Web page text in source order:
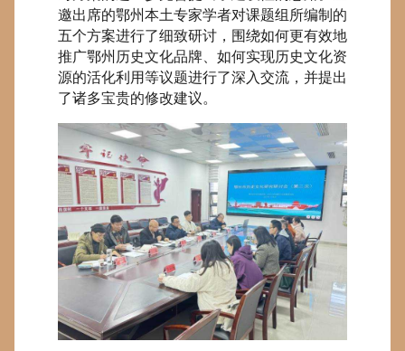
邀出席的鄂州本土专家学者对课题组所编制的
五个方案进行了细致研讨，围绕如何更有效地
推广鄂州历史文化品牌、如何实现历史文化资
源的活化利用等议题进行了深入交流，并提出
了诸多宝贵的修改建议。